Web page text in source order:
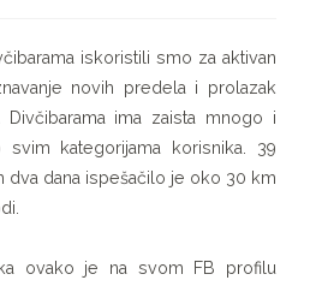
iskoristili smo za aktivan
novih predela i prolazak
ima zaista mnogo i
kategorijama korisnika. 39
dva dana ispešačilo je oko 30 km
ovako je na svom FB profilu